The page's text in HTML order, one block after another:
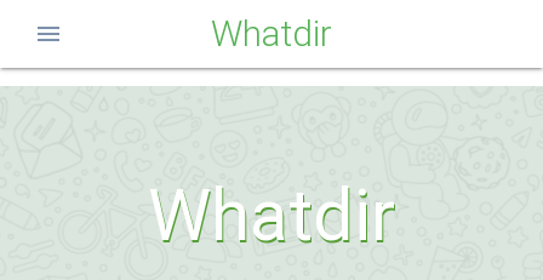
Whatdir
menu
Whatdir